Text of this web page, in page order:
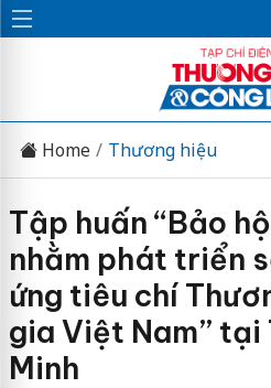
Home Thương hiệu
Tập huấn “Bảo
nhằm phát triển
ứng tiêu chí
gia Việt Nam” tại
Minh